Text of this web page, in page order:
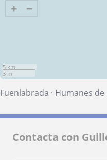
+ −
5 km
3 mi
Fuenlabrada · Humanes
Contacta con